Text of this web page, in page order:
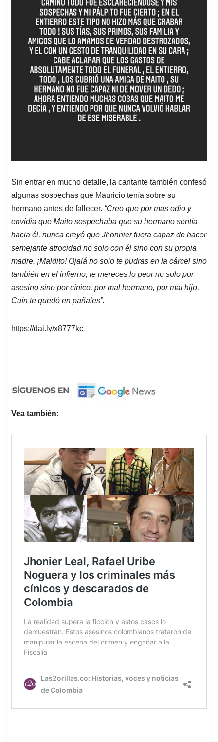
Sin entrar en mucho detalle, la cantante también confesó
algunas sospechas que Mauricio tenía sobre su
hermano antes de fallecer. “Creo que por más odio y
envidia que Maito sospechaba que su hermano sentía
hacia él, nunca creyó que Jhonnier fuera capaz de hacer
semejante atrocidad no solo con él sino con su propia
madre. ¡Maldito! Ojalá no solo te pudras en la cárcel sino
también en el infierno, te mereces lo peor no solo por
asesino sino por cínico, por mal hermano, por mal hijo,
Caín te quedó en pañales”.
https://dai.ly/x8777kc
Vea también: